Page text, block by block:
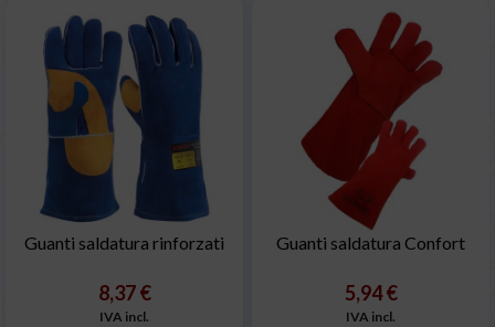
Guanti saldatura rinforzati
8,37 €
IVA incl.
Guanti saldatura Confort
5,94 €
IVA incl.